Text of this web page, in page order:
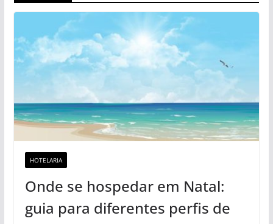
HOTELARIA
Onde se hospedar em Natal:
guia para diferentes perfis de